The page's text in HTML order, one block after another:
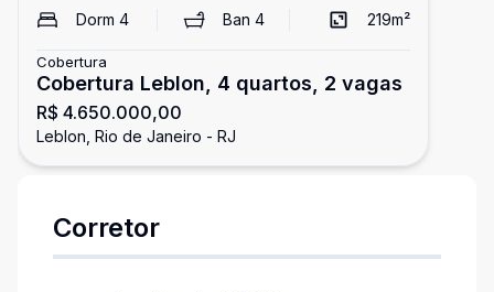
Dorm 4 Ban 4 219m²
Cobertura
Cobertura Leblon, 4 quartos, 2 vagas
R$ 4.650.000,00
Leblon, Rio de Janeiro - RJ
Corretor